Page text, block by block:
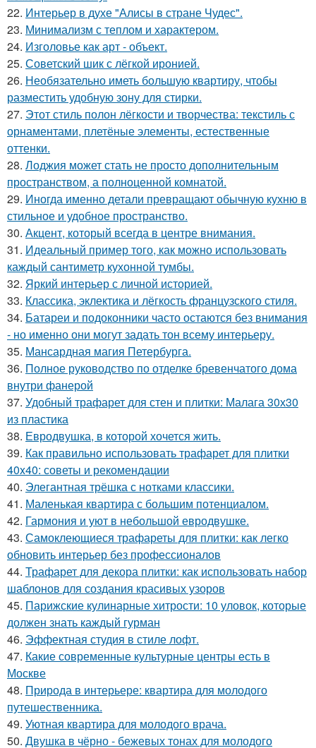
22. Интерьер в духе "Алисы в стране Чудес".
23. Минимализм с теплом и характером.
24. Изголовье как арт - объект.
25. Советский шик с лёгкой иронией.
26. Необязательно иметь большую квартиру, чтобы
разместить удобную зону для стирки.
27. Этот стиль полон лёгкости и творчества: текстиль с
орнаментами, плетёные элементы, естественные
оттенки.
28. Лоджия может стать не просто дополнительным
пространством, а полноценной комнатой.
29. Иногда именно детали превращают обычную кухню в
стильное и удобное пространство.
30. Акцент, который всегда в центре внимания.
31. Идеальный пример того, как можно использовать
каждый сантиметр кухонной тумбы.
32. Яркий интерьер с личной историей.
33. Классика, эклектика и лёгкость французского стиля.
34. Батареи и подоконники часто остаются без внимания
- но именно они могут задать тон всему интерьеру.
35. Мансардная магия Петербурга.
36. Полное руководство по отделке бревенчатого дома
внутри фанерой
37. Удобный трафарет для стен и плитки: Малага 30х30
из пластика
38. Евродвушка, в которой хочется жить.
39. Как правильно использовать трафарет для плитки
40x40: советы и рекомендации
40. Элегантная трёшка с нотками классики.
41. Маленькая квартира с большим потенциалом.
42. Гармония и уют в небольшой евродвушке.
43. Самоклеющиеся трафареты для плитки: как легко
обновить интерьер без профессионалов
44. Трафарет для декора плитки: как использовать набор
шаблонов для создания красивых узоров
45. Парижские кулинарные хитрости: 10 уловок, которые
должен знать каждый гурман
46. Эффектная студия в стиле лофт.
47. Какие современные культурные центры есть в
Москве
48. Природа в интерьере: квартира для молодого
путешественника.
49. Уютная квартира для молодого врача.
50. Двушка в чёрно - бежевых тонах для молодого